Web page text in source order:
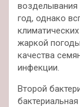
возделывания
год, однако
жаркой
качества
инфекции.
Второй